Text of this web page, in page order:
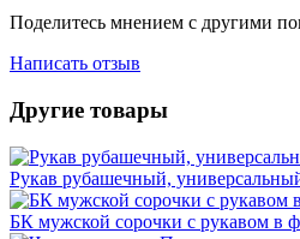
Поделитесь мнением с другими
Написать отзыв
Другие товары
Рукав рубашечный,
БК мужской сорочки с рукавом в